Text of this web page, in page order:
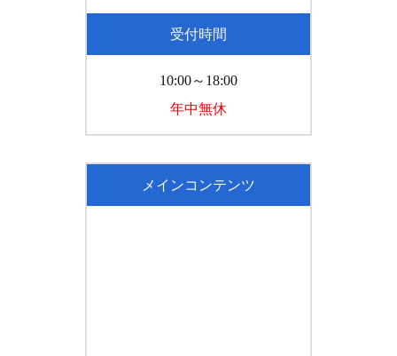
受付時間
10:00～18:00
年中無休
メインコンテンツ